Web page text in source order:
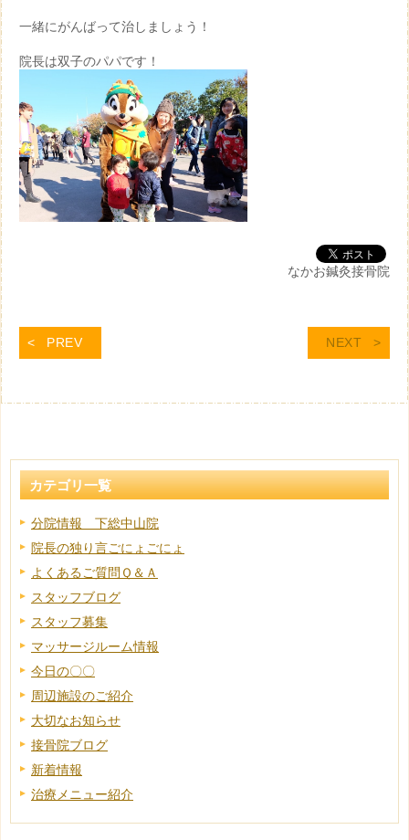
一緒にがんばって治しましょう！
院長は双子のパパです！
なかお鍼灸接骨院
PREV NEXT
カテゴリ一覧
分院情報 下総中山院
院長の独り言ごにょごにょ
よくあるご質問Ｑ＆Ａ
スタッフブログ
スタッフ募集
マッサージルーム情報
今日の〇〇
周辺施設のご紹介
大切なお知らせ
接骨院ブログ
新着情報
治療メニュー紹介